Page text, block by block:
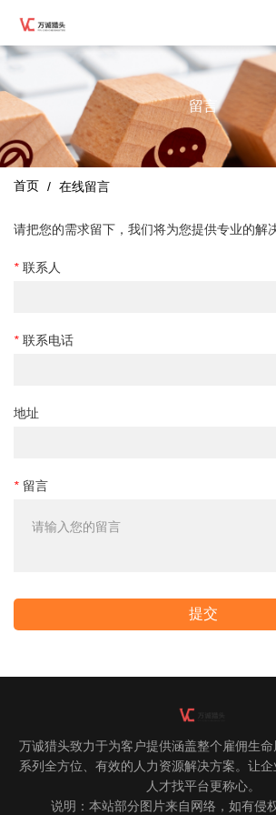
留言
首页 / 在线留言
请把您的需求留下，我们将为您提供专业的解
* 联系人
* 联系电话
地址
* 留言
提交
万诚猎头致力于为客户提供涵盖整个雇佣生
系列全方位、有效的人力资源解决方案。 让企
人才找平台更称心。
说明：本站部分图片来自网络，如有侵